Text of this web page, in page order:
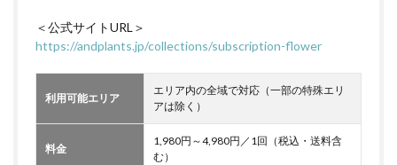
＜公式サイトURL＞
https://andplants.jp/collections/subscription-flower
利用可能エリア
エリア内の全域で対応（一部の特殊エリ
アは除く）
料金
1,980円～4,980円／1回（税込・送料含
む）